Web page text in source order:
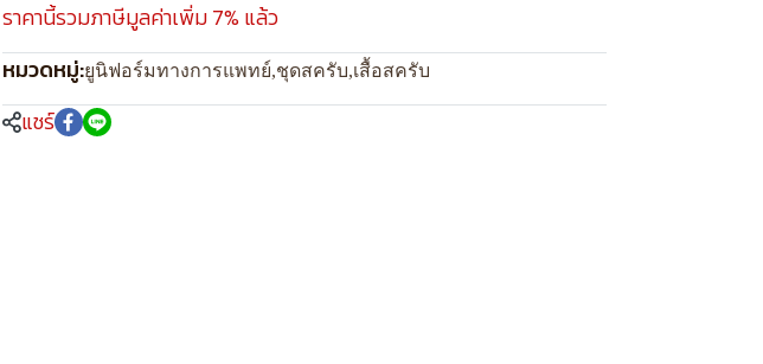
ราคานี้รวมภาษีมูลค่าเพิ่ม 7% แล้ว
หมวดหมู่:ยูนิฟอร์มทางการแพทย์,ชุดสครับ,เสื้อสครับ
แชร์